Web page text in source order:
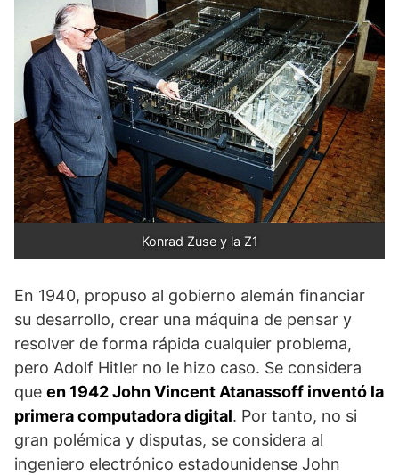
Konrad Zuse y la Z1
En 1940, propuso al gobierno alemán financiar
su desarrollo, crear una máquina de pensar y
resolver de forma rápida cualquier problema,
pero Adolf Hitler no le hizo caso. Se considera
que en 1942 John Vincent Atanassoff inventó la
primera computadora digital. Por tanto, no si
gran polémica y disputas, se considera al
ingeniero electrónico estadounidense John